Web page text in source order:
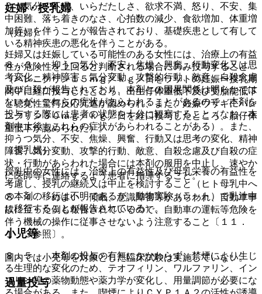
妊婦・授乳婦
（妊婦）
妊婦又は妊娠している可能性のある女性には、治療上の有益
性が危険性を上回ると判断される場合にのみ投与すること
（バレニクリン１５ｍｇ／ｋｇ／日をラットの妊娠〜授乳期
間中に経口投与したところ、出生仔体重低下及び受胎能低下
と聴覚性驚愕反応亢進が認められ、また、妊娠ウサギにバレ
ニクリン３０ｍｇ／ｋｇ／日を経口投与したところ、胎仔体
重低下が認められた）。
（授乳婦）
授乳中の女性には、治療上の有益性及び母乳栄養の有益性を
考慮し、授乳の継続又は中止を検討すること（ヒト母乳中へ
の本剤の移行は不明であるが、動物実験（ラット）で乳汁中
に移行することが報告されている）。
小児等
国内では小児等を対象とした臨床試験は実施していない。
過量投与
うつ気分、不眠、いらだたしさ、欲求不満、怒り、不安、集
中困難、落ち着きのなさ、心拍数の減少、食欲増加、体重増
加等）を伴うことが報告されており、基礎疾患として有して
いる精神疾患の悪化を伴うことがある。
８．３． 抑うつ気分、不安、焦燥、興奮、行動変化又は思
考変化、精神障害、気分変動、攻撃的行動、敵意、自殺念慮
及び自殺が報告されており、本剤との因果関係は明らかでは
ないが、これらの症状があらわれることがあるので、本剤を
投与する際には患者の状態を十分に観察すること（なお、本
剤中止後もこれらの症状があらわれることがある）。また、
抑うつ気分、不安、焦燥、興奮、行動又は思考の変化、精神
障害、気分変動、攻撃的行動、敵意、自殺念慮及び自殺の症
状・行動があらわれた場合には本剤の服用を中止し、速やか
に医師等に連絡するよう患者に指導すること。
８．４． めまい、傾眠、意識障害等があらわれ、自動車事
故に至った例も報告されているので、自動車の運転等危険を
伴う機械の操作に従事させないよう注意すること〔１１．
１．３参照〕。
８．５． 本剤の投与の有無にかかわらず、禁煙により生じ
る生理的な変化のため、テオフィリン、ワルファリン、イン
スリン等の薬物動態や薬力学が変化し、用量調節が必要にな